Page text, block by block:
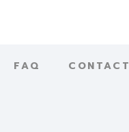
FAQ CONTACT